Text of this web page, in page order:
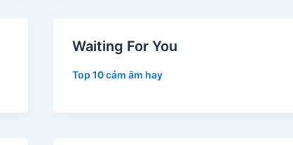
Waiting For You
Top 10 cảm âm hay